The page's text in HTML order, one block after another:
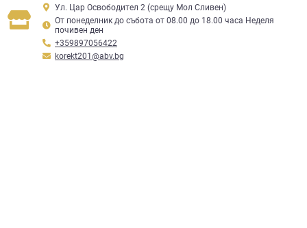
Ул. Цар Освободител 2 (срещу Мол Сливен)
От понеделник до събота от 08.00 до 18.00 часа Неделя
почивен ден
+359897056422
korekt201@abv.bg